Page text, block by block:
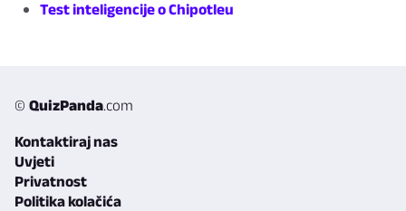
Test inteligencije o Chipotleu
© QuizPanda.com
Kontaktiraj nas
Uvjeti
Privatnost
Politika kolačića